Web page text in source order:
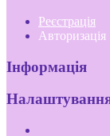
Реєстрація
Авторизація
Інформація